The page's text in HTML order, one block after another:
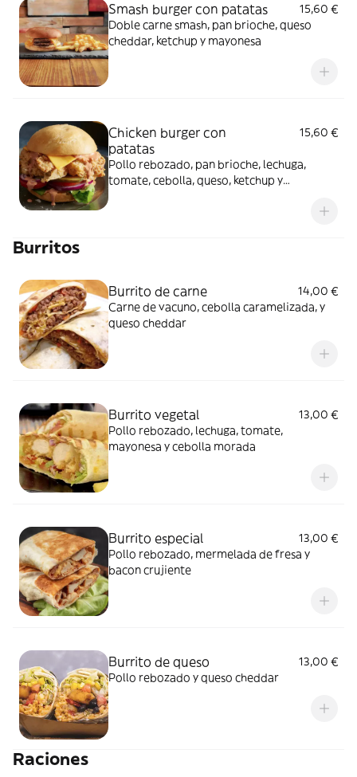
Smash burger con patatas
15,60 €
Doble carne smash, pan brioche, queso
cheddar, ketchup y mayonesa
Chicken burger con
patatas
15,60 €
Pollo rebozado, pan brioche, lechuga,
tomate, cebolla, queso, ketchup y
Burritos
Burrito de carne
14,00 €
Carne de vacuno, cebolla caramelizada, y
queso cheddar
Burrito vegetal
13,00 €
Pollo rebozado, lechuga, tomate,
mayonesa y cebolla morada
Burrito especial
13,00 €
Pollo rebozado, mermelada de fresa y
bacon crujiente
Burrito de queso
13,00 €
Pollo rebozado y queso cheddar
Raciones